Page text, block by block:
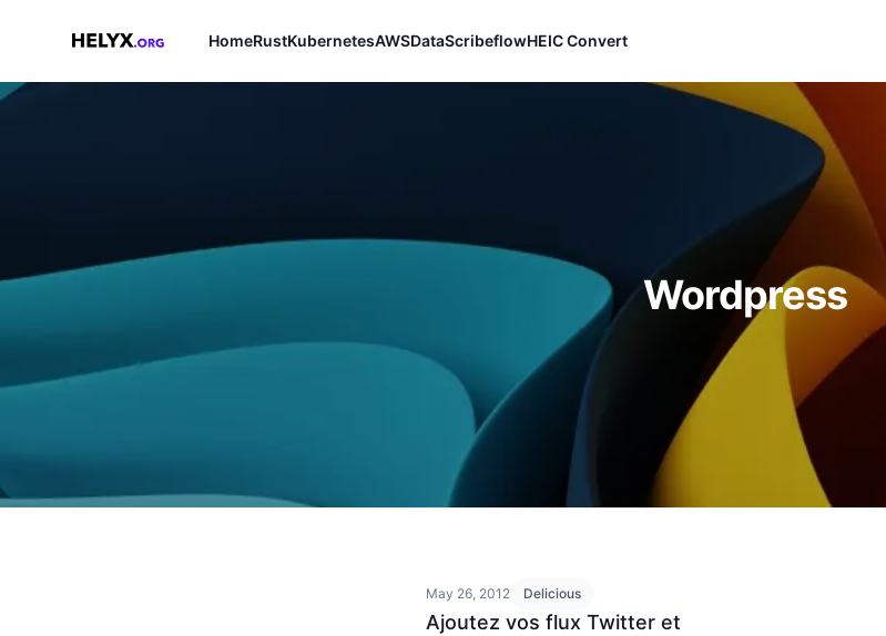
Helyx.org HomeRustKubernetesAWSDataScribeflowHEIC Convert
Wordpress
May 26, 2012 Delicious
Ajoutez vos flux Twitter et